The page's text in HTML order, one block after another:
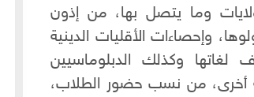
وما يتصل بها، من إذون
وإحصاءات الأقليات الدينية
لغاتها وكذلك الدبلوماسيين
أخرى، من نسب حضور الطلاب،